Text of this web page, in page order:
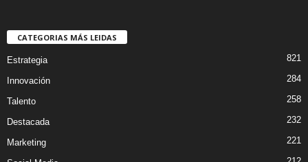
CATEGORIAS MÁS LEIDAS
Estrategia 821
Innovación 284
Talento 258
Destacada 232
Marketing 221